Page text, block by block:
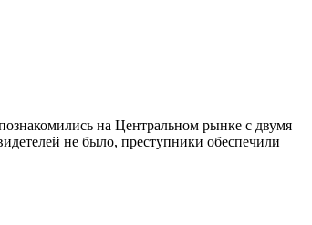
на Центральном рынке с двумя
не было, преступники обеспечили